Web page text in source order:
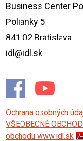
Business Center
Polianky 5
841 02 Bratislava
idl@idl.sk
Ochrana osobných
VŠEOBECNÉ
obchodu www.idl.sk